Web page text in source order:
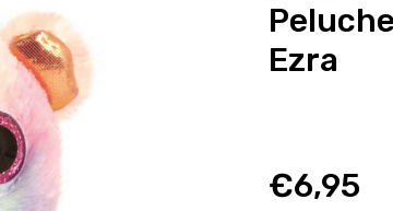
Ezra
€6,95